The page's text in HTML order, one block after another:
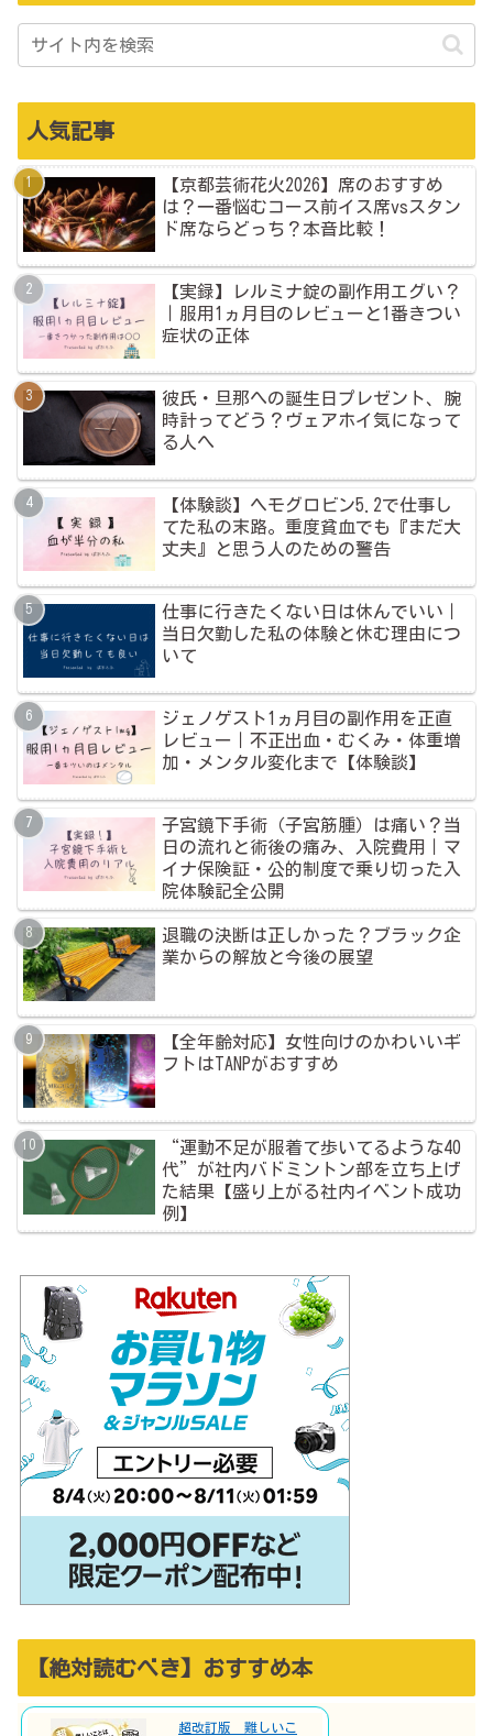
人気記事
【京都芸術花火2026】席のおすすめ
は？一番悩むコース前イス席vsスタン
ド席ならどっち？本音比較！
【実録】レルミナ錠の副作用エグい？
｜服用1ヵ月目のレビューと1番きつい
症状の正体
彼氏・旦那への誕生日プレゼント、腕
時計ってどう？ヴェアホイ気になって
る人へ
【体験談】ヘモグロビン5.2で仕事し
てた私の末路。重度貧血でも『まだ大
丈夫』と思う人のための警告
仕事に行きたくない日は休んでいい｜
当日欠勤した私の体験と休む理由につ
いて
ジェノゲスト1ヵ月目の副作用を正直
レビュー｜不正出血・むくみ・体重増
加・メンタル変化まで【体験談】
子宮鏡下手術（子宮筋腫）は痛い？当
日の流れと術後の痛み、入院費用｜マ
イナ保険証・公的制度で乗り切った入
院体験記全公開
退職の決断は正しかった？ブラック企
業からの解放と今後の展望
【全年齢対応】女性向けのかわいいギ
フトはTANPがおすすめ
“運動不足が服着て歩いてるような40
代”が社内バドミントン部を立ち上げ
た結果【盛り上がる社内イベント成功
例】
【絶対読むべき】おすすめ本
超改訂版 難しいこ